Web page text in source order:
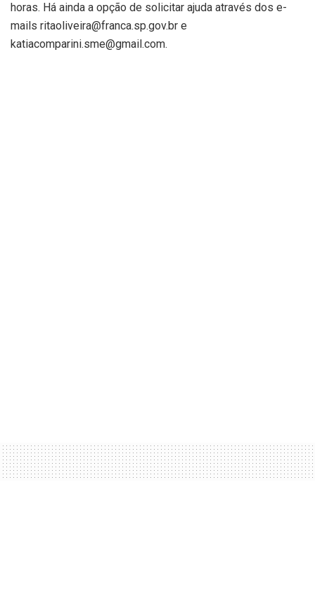
horas. Há ainda a opção de solicitar ajuda através dos e-
mails ritaoliveira@franca.sp.gov.br e
katiacomparini.sme@gmail.com.